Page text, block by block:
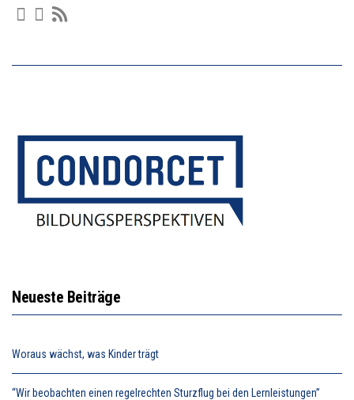
Neueste Beiträge
Woraus wächst, was Kinder trägt
“Wir beobachten einen regelrechten Sturzflug bei den Lernleistungen”